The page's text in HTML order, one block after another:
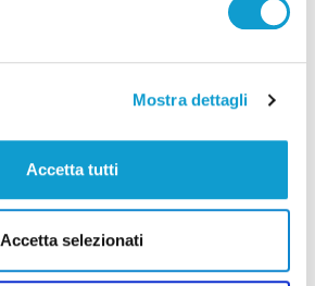
Mostra dettagli
Accetta tutti
Accetta selezionati